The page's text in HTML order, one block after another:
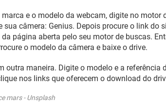
marca e o modelo da webcam, digite no motor
sua câmera: Genius. Depois procure o link do
página aberta pelo seu motor de buscas.
o modelo da câmera e baixe o drive.
outra maneira. Digite o modelo e a referência
nos links que oferecem o download do
mars - Unsplash